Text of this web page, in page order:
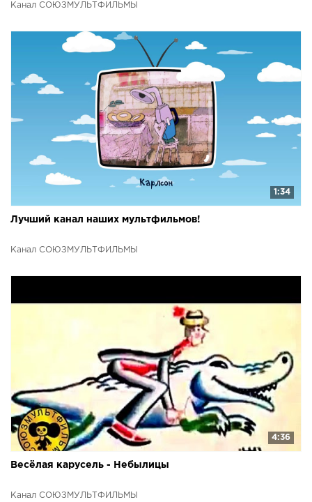
Канал СОЮЗМУЛЬТФИЛЬМЫ
1:34
Лучший канал наших мультфильмов!
Канал СОЮЗМУЛЬТФИЛЬМЫ
4:36
Весёлая карусель - Небылицы
Канал СОЮЗМУЛЬТФИЛЬМЫ